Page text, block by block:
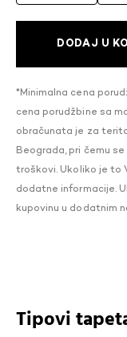
DODAJ U
*Minimalna cena
cena porudžbine sa
obračunata je za
Beograda, pri čemu
troškovi. Ukoliko je to
dodatne informacije.
kupovinu u dodatnim
Tipovi